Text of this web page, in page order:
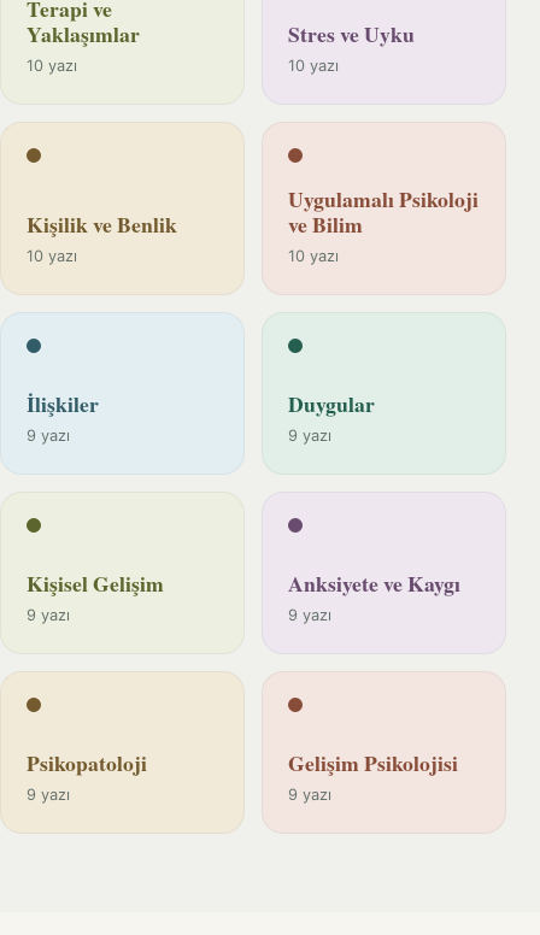
Terapi ve
Yaklaşımlar
10 yazı
Stres ve Uyku
10 yazı
Kişilik ve Benlik
10 yazı
Uygulamalı Psikoloji
ve Bilim
10 yazı
İlişkiler
9 yazı
Duygular
9 yazı
Kişisel Gelişim
9 yazı
Anksiyete ve Kaygı
9 yazı
Psikopatoloji
9 yazı
Gelişim Psikolojisi
9 yazı